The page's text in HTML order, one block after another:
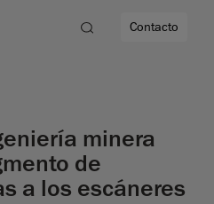
Contacto
minera
de
a los escáneres